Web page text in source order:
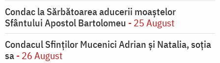
Condac la Sărbătoarea aducerii moaştelor
Sfântului Apostol Bartolomeu - 25 August
Condacul Sfinţilor Mucenici Adrian şi Natalia, soţia
sa- 26 August